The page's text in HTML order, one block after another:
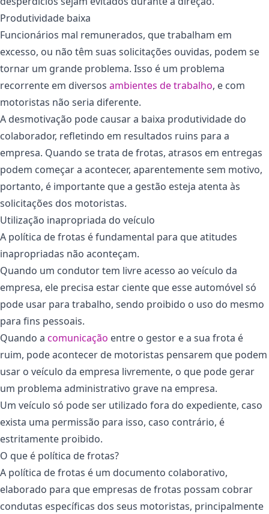
Produtividade baixa
Funcionários mal remunerados, que trabalham em
excesso, ou não têm suas solicitações ouvidas, podem se
tornar um grande problema. Isso é um problema
recorrente em diversos ambientes de trabalho, e com
motoristas não seria diferente.
A desmotivação pode causar a baixa produtividade do
colaborador, refletindo em resultados ruins para a
empresa. Quando se trata de frotas, atrasos em entregas
podem começar a acontecer, aparentemente sem motivo,
portanto, é importante que a gestão esteja atenta às
solicitações dos motoristas.
Utilização inapropriada do veículo
A política de frotas é fundamental para que atitudes
inapropriadas não aconteçam.
Quando um condutor tem livre acesso ao veículo da
empresa, ele precisa estar ciente que esse automóvel só
pode usar para trabalho, sendo proibido o uso do mesmo
para fins pessoais.
Quando a comunicação entre o gestor e a sua frota é
ruim, pode acontecer de motoristas pensarem que podem
usar o veículo da empresa livremente, o que pode gerar
um problema administrativo grave na empresa.
Um veículo só pode ser utilizado fora do expediente, caso
exista uma permissão para isso, caso contrário, é
estritamente proibido.
O que é política de frotas?
A política de frotas é um documento colaborativo,
elaborado para que empresas de frotas possam cobrar
condutas específicas dos seus motoristas, principalmente